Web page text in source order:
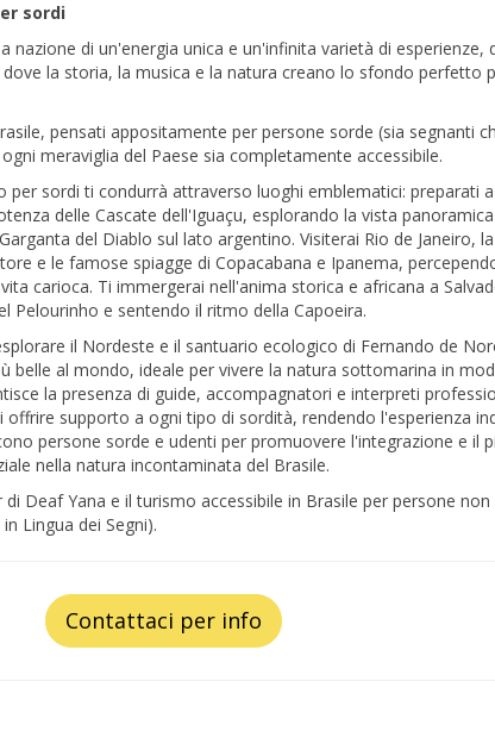
sordi
nazione di un'energia unica e un'infinita varietà di esperienze,
la storia, la musica e la natura creano lo sfondo perfetto
pensati appositamente per persone sorde (sia segnanti
meraviglia del Paese sia completamente accessibile.
per sordi ti condurrà attraverso luoghi emblematici: preparati
delle Cascate dell'Iguaçu, esplorando la vista
del Diablo sul lato argentino. Visiterai Rio de Janeiro,
e le famose spiagge di Copacabana e Ipanema,
carioca. Ti immergerai nell'anima storica e africana a
Pelourinho e sentendo il ritmo della Capoeira.
il Nordeste e il santuario ecologico di Fernando de
belle al mondo, ideale per vivere la natura sottomarina in
la presenza di guide, accompagnatori e interpreti
offrire supporto a ogni tipo di sordità, rendendo l'esperienza
persone sorde e udenti per promuovere l'integrazione e il
nella natura incontaminata del Brasile.
Deaf Yana e il turismo accessibile in Brasile per persone
Lingua dei Segni).
Contattaci per info